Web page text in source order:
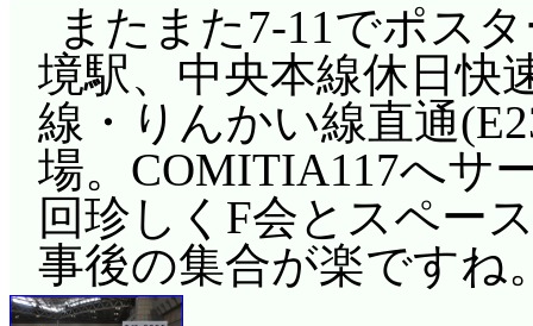
またまた7-11でポス
境駅、中央本線休日快
線・りんかい線直通
場。COMITIA117へサ
回珍しくF会とスペー
事後の集合が楽ですね